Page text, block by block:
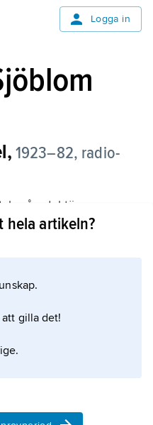
Logga in
1923–82, radio-
som
hela artikeln?
gilla det!